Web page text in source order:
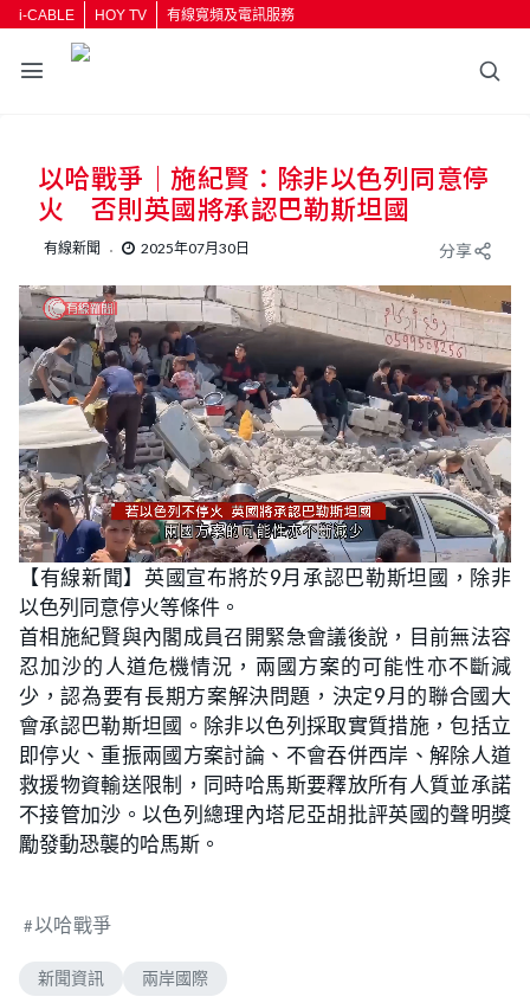
i-CABLE HOY TV 有線寬頻及電訊服務
按輸入鍵開始搜尋
以哈戰爭｜施紀賢：除非以色列同意停
火 否則英國將承認巴勒斯坦國
有線新聞 2025年07月30日 分享
U
n
m
u
t
e
L
o
a
d
:
1
0
0
.
0
0
%
【有線新聞】英國宣布將於9月承認巴勒斯坦國，除非
以色列同意停火等條件。
首相施紀賢與內閣成員召開緊急會議後說，目前無法容
忍加沙的人道危機情況，兩國方案的可能性亦不斷減
少，認為要有長期方案解決問題，決定9月的聯合國大
會承認巴勒斯坦國。除非以色列採取實質措施，包括立
即停火、重振兩國方案討論、不會吞併西岸、解除人道
救援物資輸送限制，同時哈馬斯要釋放所有人質並承諾
不接管加沙。以色列總理內塔尼亞胡批評英國的聲明獎
勵發動恐襲的哈馬斯。
以哈戰爭
新聞資訊 兩岸國際